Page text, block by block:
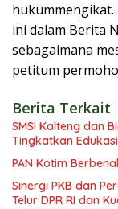
ini dalam Berita
sebagaimana
petitum
Berita Terkait
SMSI Kalteng dan
Tingkatkan
PAN Kotim
Sinergi PKB dan
Telur DPR RI dan